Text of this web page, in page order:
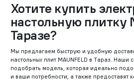
Хотите купить
настольную плитку
Таразе?
Мы предлагаем быструю и удобную
настольных плит MAUNFELD в Тараз. Наши
подобрать модель, которая идеально
и ваши потребности, а также предоставят